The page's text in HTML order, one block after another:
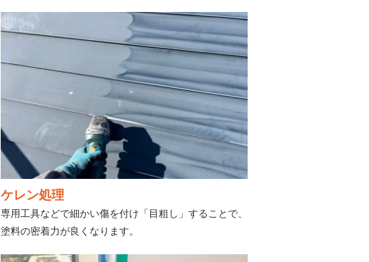
ケレン処理
専用工具などで細かい傷を付け「目粗し」することで、
塗料の密着力が良くなります。